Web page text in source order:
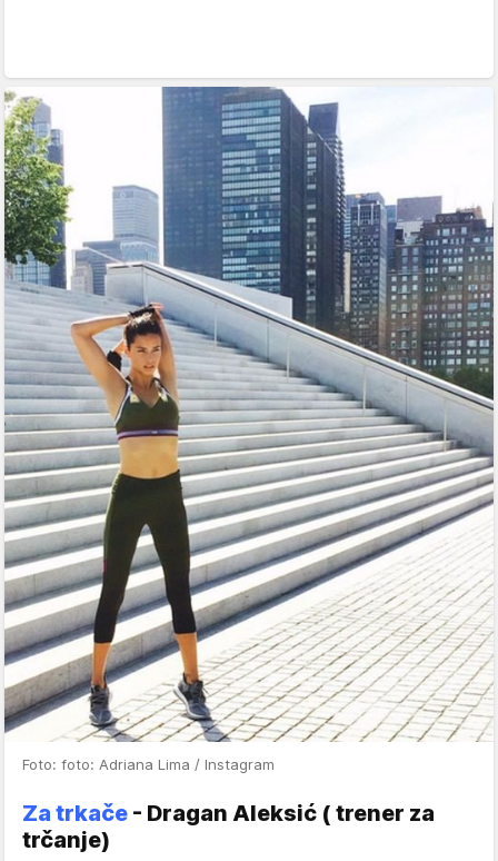
Foto: foto: Adriana Lima / Instagram
Za trkače - Dragan Aleksić ( trener za
trčanje)